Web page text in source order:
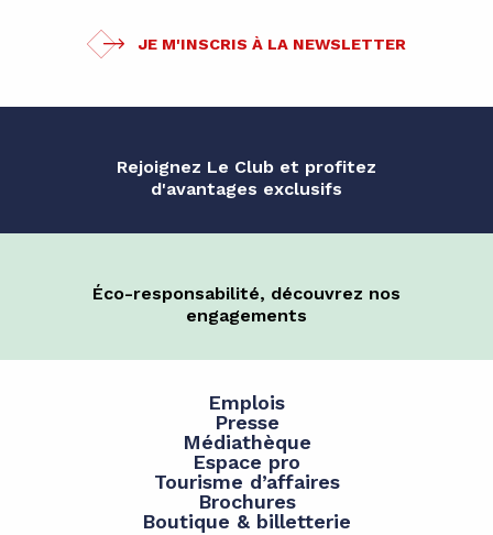
JE M'INSCRIS À LA NEWSLETTER
Rejoignez Le Club et profitez
d'avantages exclusifs
Éco-responsabilité, découvrez nos
engagements
Emplois
Presse
Médiathèque
Espace pro
Tourisme d’affaires
Brochures
Boutique & billetterie